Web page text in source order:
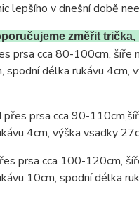
lepšího v dnešní době
změřit trička,
cca 80-100cm, šíře
spodní délka rukávu
prsa cca 90-
4cm, výška vsadky
prsa cca 100-120cm,
10cm, spodní délka